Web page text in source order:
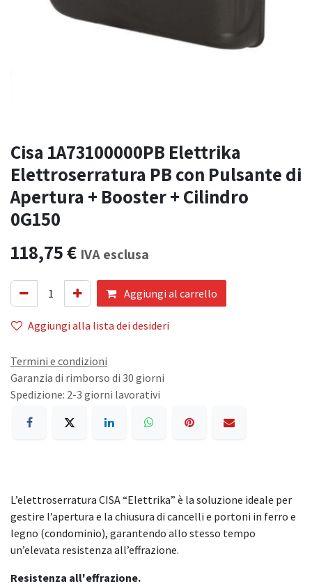
Cisa 1A73100000PB Elettrika
Elettroserratura PB con Pulsante di
Apertura + Booster + Cilindro
0G150
118,75€ IVA esclusa
Aggiungi al carrello
Aggiungi alla lista dei desideri
Termini e condizioni
Garanzia di rimborso di 30 giorni
Spedizione: 2-3 giorni lavorativi
L’elettroserratura CISA “Elettrika” è la soluzione ideale per
gestire l’apertura e la chiusura di cancelli e portoni in ferro e
legno (condominio), garantendo allo stesso tempo
un’elevata resistenza all’effrazione.
Resistenza all'effrazione.